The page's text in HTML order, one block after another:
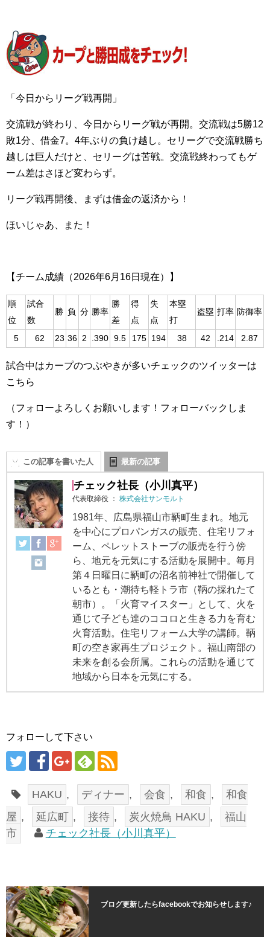
「今日からリーグ戦再開」
交流戦が終わり、今日からリーグ戦が再開。交流戦は5勝12
敗1分、借金7。4年ぶりの負け越し。セリーグで交流戦勝ち
越しは巨人だけと、セリーグは苦戦。交流戦終わってもゲ
ーム差はさほど変わらず。
リーグ戦再開後、まずは借金の返済から！
ほいじゃあ、また！
【チーム成績（2026年6月16日現在）】
順
位
試合
数
勝 負 分 勝率
勝
差
得
点
失
点
本塁
打
盗塁 打率 防御率
5 62 23 36 2 .390 9.5 175 194 38 42 .214 2.87
試合中はカープのつぶやきが多いチェックのツイッターは
こちら
（フォローよろしくお願いします！フォローバックしま
す！）
この記事を書いた人 最新の記事
チェック社長（小川真平）
代表取締役 ： 株式会社サンモルト
1981年、広島県福山市鞆町生まれ。地元
を中心にプロパンガスの販売、住宅リフォ
ーム、ペレットストーブの販売を行う傍
ら、地元を元気にする活動を展開中。毎月
第４日曜日に鞆町の沼名前神社で開催して
いるとも・潮待ち軽トラ市（鞆の採れたて
朝市）。「火育マイスター」として、火を
通じて子ども達のココロと生きる力を育む
火育活動。住宅リフォーム大学の講師。鞆
町の空き家再生プロジェクト。福山南部の
未来を創る会所属。これらの活動を通じて
地域から日本を元気にする。
フォローして下さい
HAKU , ディナー , 会食 , 和食 ,
和食
屋 , 延広町 , 接待 , 炭火焼鳥 HAKU ,
福山
市
チェック社長（小川真平）
ブログ更新したらfacebookでお知らせします♪